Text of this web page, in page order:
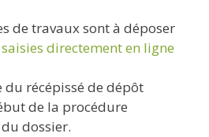
de travaux sont à déposer
saisies directement en ligne
du récépissé de dépôt
de la procédure
dossier.